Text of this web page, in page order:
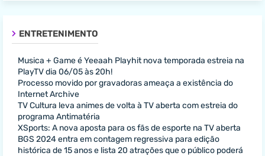
ENTRETENIMENTO
Musica + Game é Yeeaah Playhit nova temporada estreia na
PlayTV dia 06/05 às 20h!
Processo movido por gravadoras ameaça a existência do
Internet Archive
TV Cultura leva animes de volta à TV aberta com estreia do
programa Antimatéria
XSports: A nova aposta para os fãs de esporte na TV aberta
BGS 2024 entra em contagem regressiva para edição
histórica de 15 anos e lista 20 atrações que o público poderá